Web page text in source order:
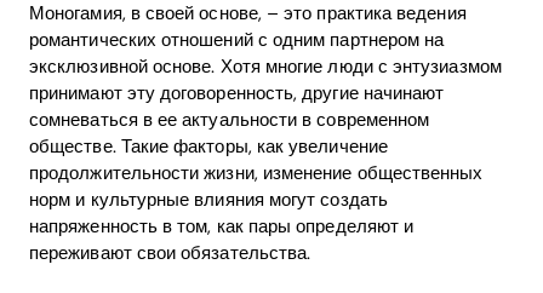
Моногамия, в своей основе, – это практика ведения
романтических отношений с одним партнером на
эксклюзивной основе. Хотя многие люди с энтузиазмом
принимают эту договоренность, другие начинают
сомневаться в ее актуальности в современном
обществе. Такие факторы, как увеличение
продолжительности жизни, изменение общественных
норм и культурные влияния могут создать
напряженность в том, как пары определяют и
переживают свои обязательства.